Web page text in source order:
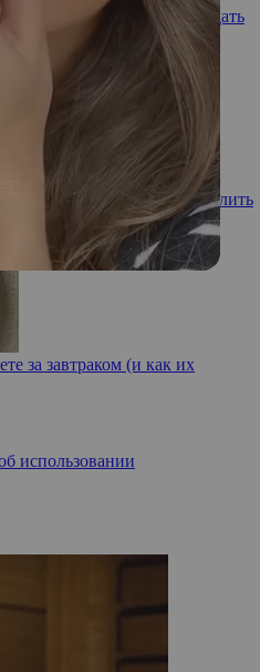
имена Карл III хотел дать
черные и как их осветлить
за завтраком (и как их
использовании